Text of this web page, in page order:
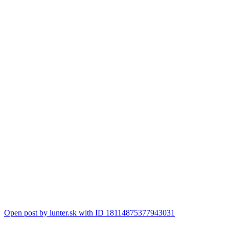
Open post by lunter.sk with ID 18114875377943031